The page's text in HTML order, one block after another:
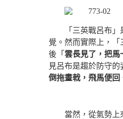
「三英戰呂布
覺。然而實際上，「
後「 雲長見了，把馬
見呂布是趨於防守
倒拖畫戟，飛馬便回
當然，從氣勢上